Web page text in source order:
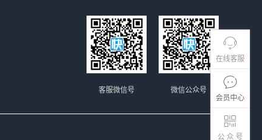
在线客服
会员中心
公 众 号
微信公众号
客服微信号